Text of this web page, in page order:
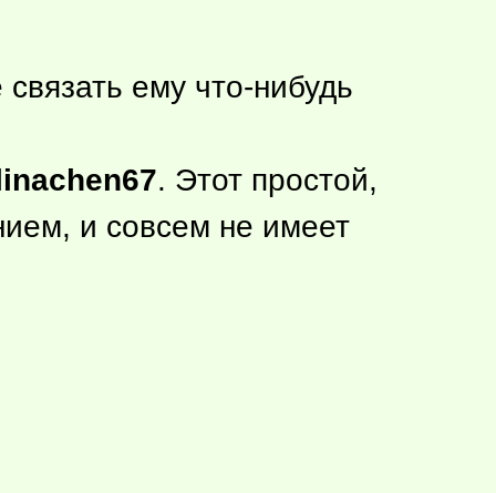
ему что-нибудь
. Этот простой,
и совсем не имеет